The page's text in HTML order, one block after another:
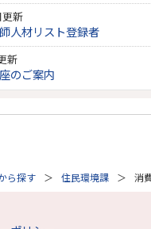
更新
人材リスト登録者
新
のご案内
ら探す 住民環境課 消